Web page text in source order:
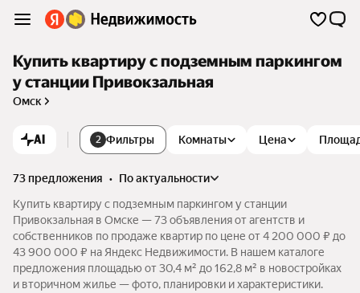
Купить квартиру с подземным паркингом
у станции Привокзальная
Омск
AI 2 Фильтры Комнаты Цена
73 предложения •
по актуальности
Купить квартиру с подземным паркингом у станции
Привокзальная в Омске — 73 объявления от агентств и
собственников по продаже квартир по цене от 4 200 000 ₽ до
43 900 000 ₽ на Яндекс Недвижимости. В нашем каталоге
предложения площадью от 30,4 м² до 162,8 м² в новостройках
и вторичном жилье — фото, планировки и характеристики.